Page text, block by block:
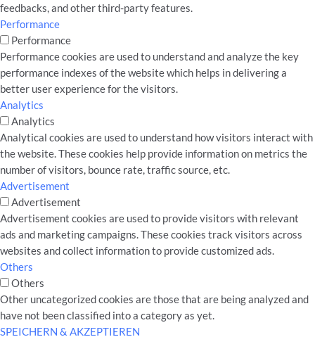
feedbacks, and other third-party features.
Performance
Performance
Performance cookies are used to understand and analyze the key
performance indexes of the website which helps in delivering a
better user experience for the visitors.
Analytics
Analytics
Analytical cookies are used to understand how visitors interact with
the website. These cookies help provide information on metrics the
number of visitors, bounce rate, traffic source, etc.
Advertisement
Advertisement
Advertisement cookies are used to provide visitors with relevant
ads and marketing campaigns. These cookies track visitors across
websites and collect information to provide customized ads.
Others
Others
Other uncategorized cookies are those that are being analyzed and
have not been classified into a category as yet.
SPEICHERN & AKZEPTIEREN